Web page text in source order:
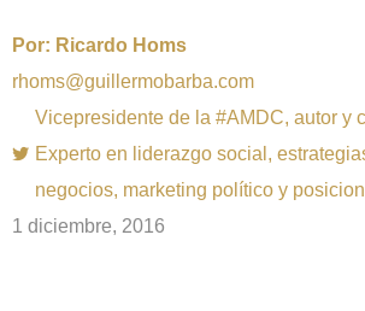
Por: Ricardo Homs
rhoms@guillermobarba.com
Vicepresidente de la #AMDC, autor y
Experto en liderazgo social,
negocios, marketing político y
1 diciembre, 2016